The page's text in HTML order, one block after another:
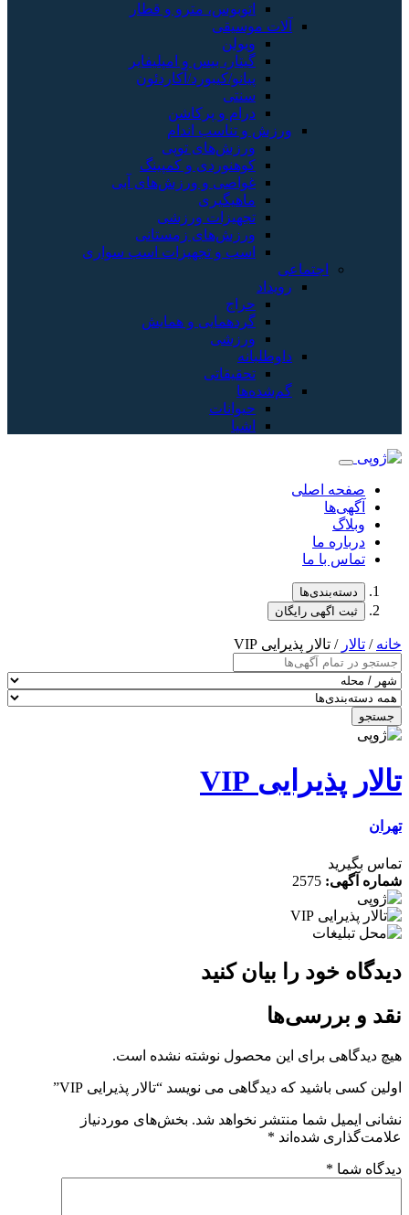
اتوبوس، مترو و قطار
آلات موسیقی
ویولن
گیتار، بیس و امپلیفایر
پیانو/کیبورد/آکاردئون
سنتی
درام و پرکاشن
ورزش و تناسب اندام
ورزش‌های توپی
کوهنوردی و کمپینگ
غواصی و ورزش‌های آبی
ماهیگیری
تجهیزات ورزشی
ورزش‌های زمستانی
اسب و تجهیزات اسب سواری
اجتماعی
رویداد
حراج
گردهمایی و همایش
ورزشی
داوطلبانه
تحقیقاتی
گم‌شده‌ها
حیوانات
اشیا
صفحه اصلی
آگهی‌ها
وبلاگ
درباره ما
تماس با ما
دسته‌بندی‌ها
ثبت اگهی رایگان
خانه/ تالار / تالار پذیرایی VIP
جستجو
تالار پذیرایی VIP
تهران
تماس بگیرید
شماره آگهی: 2575
دیدگاه خود را بیان کنید
نقد و بررسی‌ها
هیچ دیدگاهی برای این محصول نوشته نشده است.
اولین کسی باشید که دیدگاهی می نویسد “تالار پذیرایی VIP”
نشانی ایمیل شما منتشر نخواهد شد. بخش‌های موردنیاز
علامت‌گذاری شده‌اند *
دیدگاه شما *